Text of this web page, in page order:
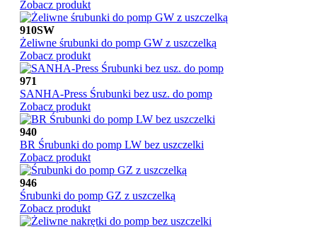
Zobacz produkt
910SW
Żeliwne śrubunki do pomp GW z uszczelką
Zobacz produkt
971
SANHA-Press Śrubunki bez usz. do pomp
Zobacz produkt
940
BR Śrubunki do pomp LW bez uszczelki
Zobacz produkt
946
Śrubunki do pomp GZ z uszczelką
Zobacz produkt